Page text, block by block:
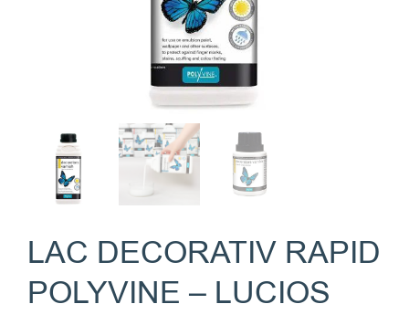
LAC DECORATIV RAPID
POLYVINE – LUCIOS